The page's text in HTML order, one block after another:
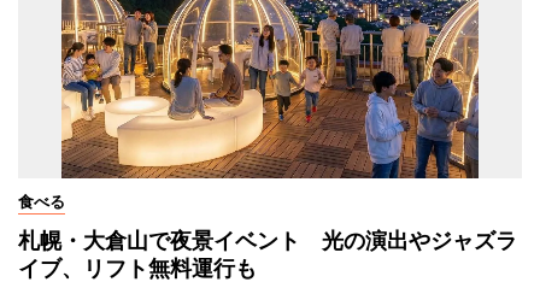
食べる
札幌・大倉山で夜景イベント 光の演出やジャズラ
イブ、リフト無料運行も